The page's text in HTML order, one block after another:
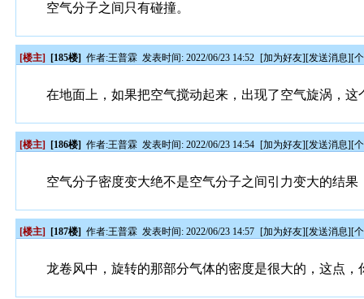
空气分子之间只有碰撞。
[楼主] [185楼] 作者:王普霖 发表时间: 2022/06/23 14:52 [加为好友][发送消息][
在地面上，如果把空气搅动起来，出现了空气旋涡，
[楼主] [186楼] 作者:王普霖 发表时间: 2022/06/23 14:54 [加为好友][发送消息][
空气分子密度变大绝不是空气分子之间引力变大的结
[楼主] [187楼] 作者:王普霖 发表时间: 2022/06/23 14:57 [加为好友][发送消息][
龙卷风中，旋转的那部分气体的密度是很大的，这点，